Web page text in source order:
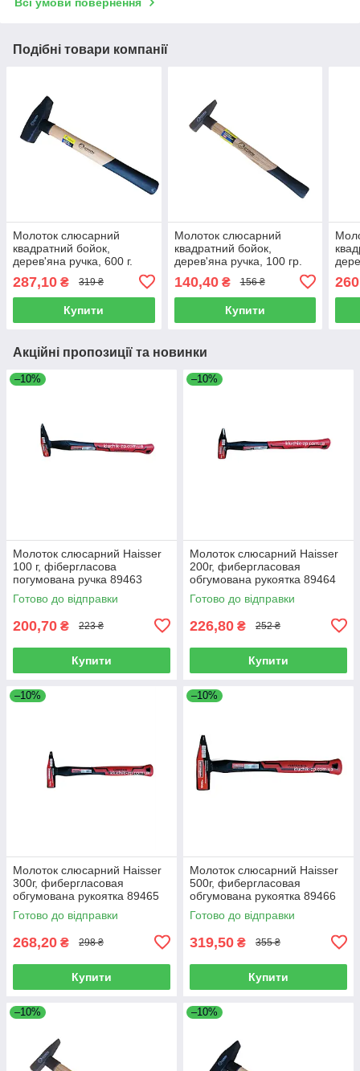
Подібні товари компанії
Молоток слюсарний
квадратний бойок,
дерев'яна ручка, 600 г.
287,10 ₴ 319 ₴
Купити
Молоток слюсарний
квадратний бойок,
дерев'яна ручка, 100 гр.
140,40₴ 156 ₴
Купити
Акційні пропозиції та новинки
–10%
Молоток слюсарний Haisser
100 г, фібергласова
погумована ручка 89463
(44080)
Готово до відправки
200,70 ₴ 223 ₴
Купити
–10%
Молоток слюсарний Haisser
200г, фибергласовая
обгумована рукоятка 89464
(44081)
Готово до відправки
226,80 ₴ 252 ₴
Купити
–10%
Молоток слюсарний Haisser
300г, фибергласовая
обгумована рукоятка 89465
(44082)
Готово до відправки
268,20 ₴ 298 ₴
Купити
–10%
Молоток слюсарний Haisser
500г, фибергласовая
обгумована рукоятка 89466
(44084)
Готово до відправки
319,50 ₴ 355 ₴
Купити
–10% –10%